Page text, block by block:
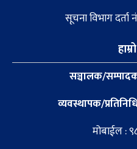
सूचना विभाग
सञ्चालक/
व्यवस्थापक/
मोबाईल :